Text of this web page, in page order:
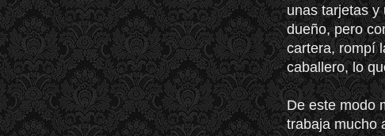
unas tarjetas y
dueño, pero
cartera, rompí
caballero, lo
De este modo
trabaja mucho